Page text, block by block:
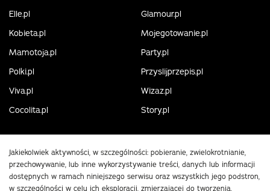
Elle.pl
Glamour.pl
Kobieta.pl
Mojegotowanie.pl
Mamotoja.pl
Party.pl
Polki.pl
Przyslijprzepis.pl
Viva.pl
Wizaz.pl
Cocolita.pl
Story.pl
Jakiekolwiek aktywności, w szczególności: pobieranie, zwielokrotnianie,
przechowywanie, lub inne wykorzystywanie treści, danych lub informacji
dostępnych w ramach niniejszego serwisu oraz wszystkich jego podstron,
w szczególności w celu ich eksploracji, zmierzającej do tworzenia,